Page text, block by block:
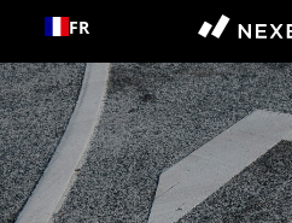
FR